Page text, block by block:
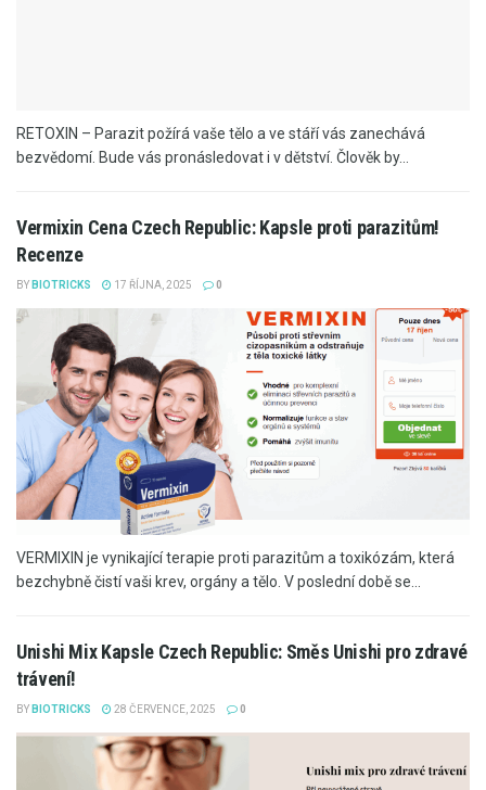
RETOXIN – Parazit požírá vaše tělo a ve stáří vás zanechává
bezvědomí. Bude vás pronásledovat i v dětství. Člověk by...
Vermixin Cena Czech Republic: Kapsle proti parazitům!
Recenze
BY BIOTRICKS 17 ŘÍJNA, 2025 0
VERMIXIN je vynikající terapie proti parazitům a toxikózám, která
bezchybně čistí vaši krev, orgány a tělo. V poslední době se...
Unishi Mix Kapsle Czech Republic: Směs Unishi pro zdravé
trávení!
BY BIOTRICKS 28 ČERVENCE, 2025 0